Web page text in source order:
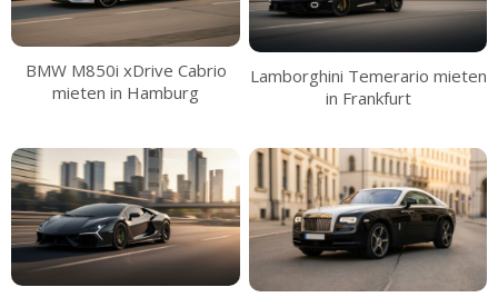
BMW M850i xDrive Cabrio
mieten in Hamburg
Lamborghini Temerario mieten
in Frankfurt